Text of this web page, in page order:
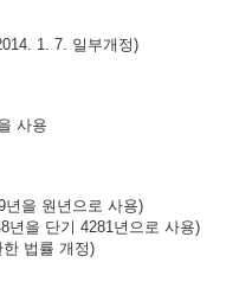
1. 7. 일부개정)
사용
을 원년으로 사용)
년을 단기 4281년으로 사용)
법률 개정)